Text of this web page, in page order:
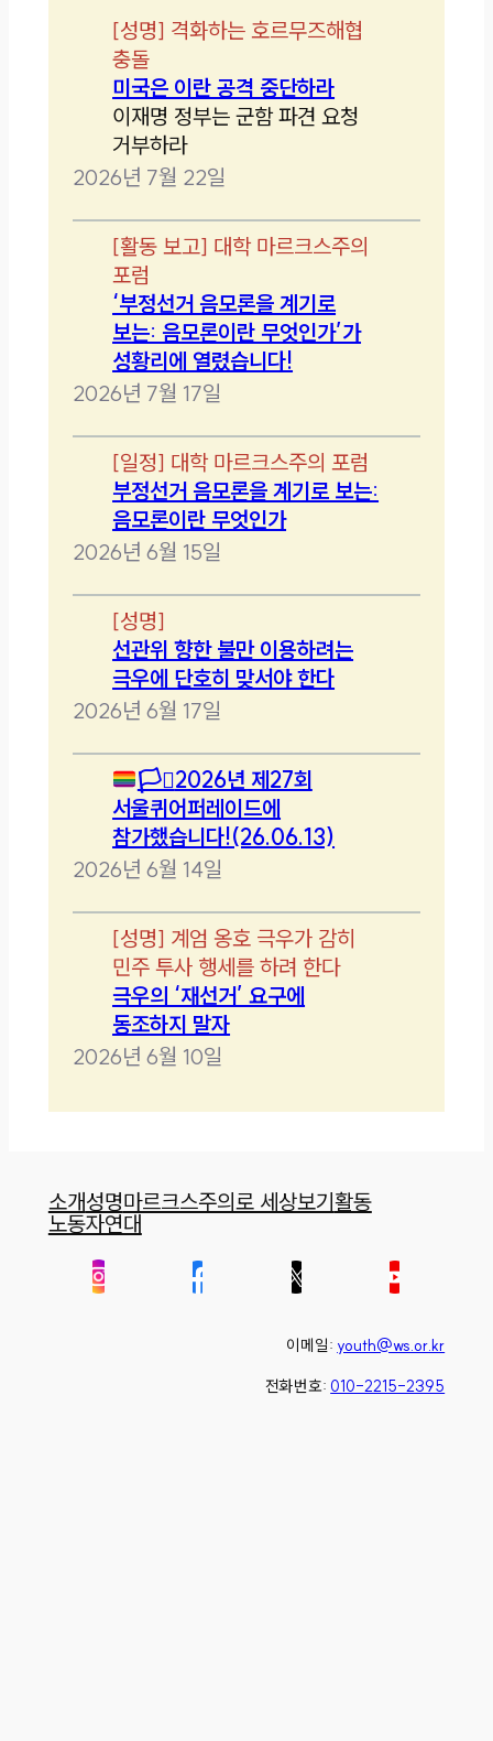
[성명] 격화하는 호르무즈해협
충돌
미국은 이란 공격 중단하라
이재명 정부는 군함 파견 요청
거부하라
2026년 7월 22일
[활동 보고] 대학 마르크스주의
포럼
‘부정선거 음모론을 계기로
보는: 음모론이란 무엇인가’가
성황리에 열렸습니다!
2026년 7월 17일
[일정] 대학 마르크스주의 포럼
부정선거 음모론을 계기로 보는:
음모론이란 무엇인가
2026년 6월 15일
[성명]
선관위 향한 불만 이용하려는
극우에 단호히 맞서야 한다
2026년 6월 17일
🏳️‍⚧️2026년 제27회
서울퀴어퍼레이드에
참가했습니다!(26.06.13)
2026년 6월 14일
[성명] 계엄 옹호 극우가 감히
민주 투사 행세를 하려 한다
극우의 ‘재선거’ 요구에
동조하지 말자
2026년 6월 10일
소개성명마르크스주의로 세상보기활동
노동자연대
이메일: youth@ws.or.kr
전화번호: 010-2215-2395